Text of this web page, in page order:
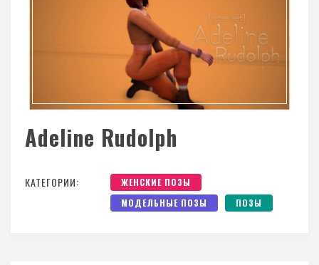
Adeline Rudolph
КАТЕГОРИИ:
ЖЕНСКИЕ ПОЗЫ
МОДЕЛЬНЫЕ ПОЗЫ
ПОЗЫ